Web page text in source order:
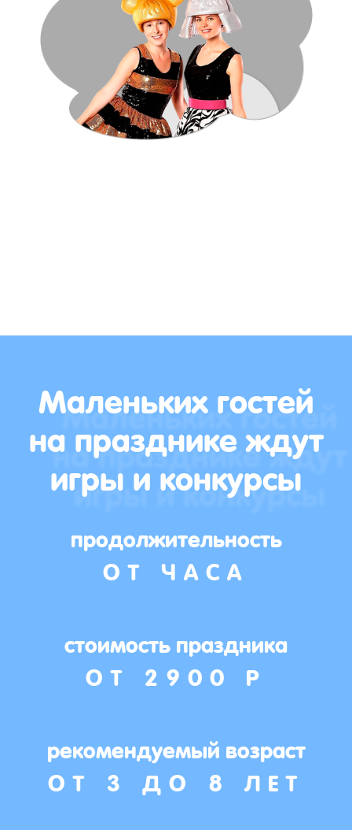
Маленьких гостей
на празднике ждут
игры и конкурсы
продолжительность
ОТ ЧАСА
стоимость праздника
ОТ 2900 Р
рекомендуемый возраст
ОТ 3 ДО 8 ЛЕТ